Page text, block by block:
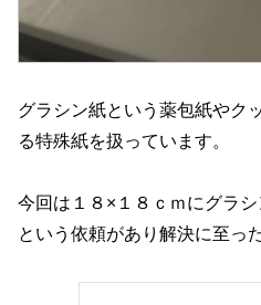
グラシン紙という薬包紙やク
る特殊紙を扱っています。
今回は１８×１８ｃｍにグラ
という依頼があり解決に至っ